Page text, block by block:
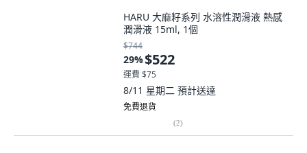
HARU 大麻籽系列 水溶性潤滑液 熱感
潤滑液 15ml, 1個
$744
29%$522
運費 $75
8/11 星期二 預計送達
免費退貨
(2)